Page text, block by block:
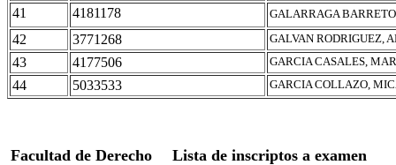
41 4181178 GALARRAGA
42 3771268 GALVAN RODRIGUEZ,
43 4177506 GARCIA CASALES,
44 5033533 GARCIA COLLAZO,
Facultad de Derecho Lista de inscriptos a examen